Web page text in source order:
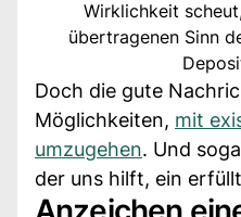
Wirklichkeit
übertragenen Sinn
Doch die gute
Möglichkeiten, mit
umzugehen. Und
der uns hilft, ein